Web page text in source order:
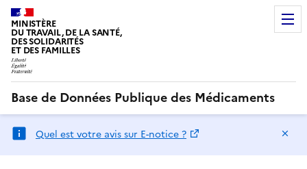
MINISTÈRE
DU TRAVAIL, DE LA SANTÉ,
DES SOLIDARITÉS
ET DES FAMILLES
Base de Données Publique des Médicaments
Quel est votre avis sur E-notice ?